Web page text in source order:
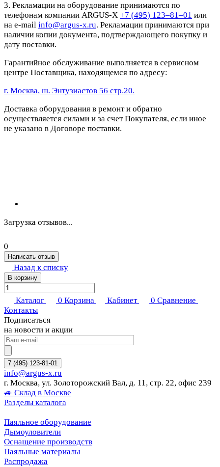
3. Рекламации на оборудование принимаются по
телефонам компании ARGUS-X +7 (495) 123–81–01 или
на e-mail info@argus-x.ru. Рекламации принимаются при
наличии копии документа, подтверждающего покупку и
дату поставки.
Гарантийное обслуживание выполняется в сервисном
центре Поставщика, находящемся по адресу:
г. Москва, ш. Энтузиастов 56 стр.20.
Доставка оборудования в ремонт и обратно
осуществляется силами и за счет Покупателя, если иное
не указано в Договоре поставки.
Загрузка отзывов...
0
Написать отзыв
Назад к списку
В корзину
Каталог 0 Корзина Кабинет 0 Сравнение
Контакты
Подписаться
на новости и акции
7 (495) 123-81-01
info@argus-x.ru
г. Москва, ул. Золоторожский Вал, д. 11, стр. 22, офис 239
🚙 Склад в Москве
Разделы каталога
Паяльное оборудование
Дымоуловители
Оснащение производств
Паяльные материалы
Распродажа